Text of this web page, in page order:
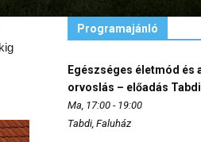
Programajánló
Egészséges életmód és
orvoslás – előadás
Ma, 17:00 - 19:00
Tabdi, Faluház